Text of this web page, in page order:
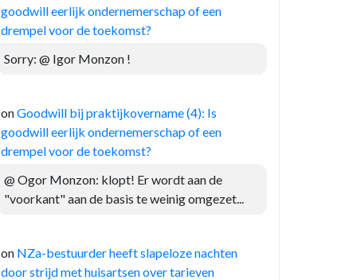
goodwill eerlijk ondernemerschap of een
drempel voor de toekomst?
Sorry: @ Igor Monzon !
onGoodwill bij praktijkovername (4): Is
goodwill eerlijk ondernemerschap of een
drempel voor de toekomst?
@ Ogor Monzon: klopt! Er wordt aan de
"voorkant" aan de basis te weinig omgezet...
on NZa-bestuurder heeft slapeloze nachten
door strijd met huisartsen over tarieven